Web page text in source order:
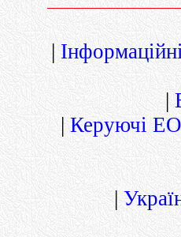
|
|
| Керуючі
|